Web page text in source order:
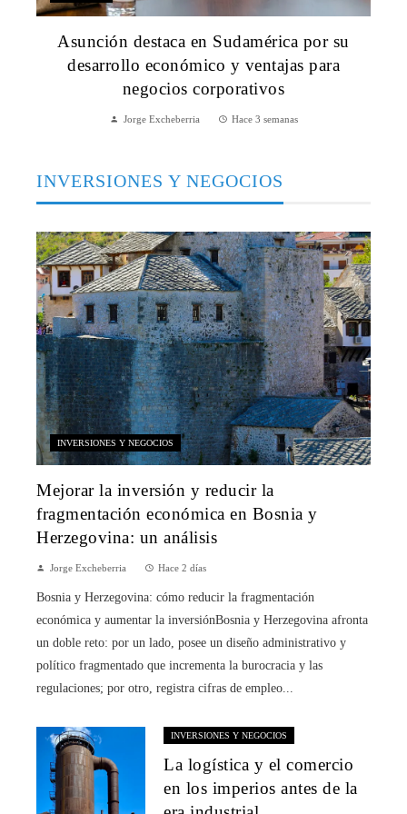
Asunción destaca en Sudamérica por su
desarrollo económico y ventajas para
negocios corporativos
Jorge Excheberria Hace 3 semanas
INVERSIONES Y NEGOCIOS
INVERSIONES Y NEGOCIOS
Mejorar la inversión y reducir la
fragmentación económica en Bosnia y
Herzegovina: un análisis
Jorge Excheberria Hace 2 días
Bosnia y Herzegovina: cómo reducir la fragmentación
económica y aumentar la inversiónBosnia y Herzegovina afronta
un doble reto: por un lado, posee un diseño administrativo y
político fragmentado que incrementa la burocracia y las
regulaciones; por otro, registra cifras de empleo...
INVERSIONES Y NEGOCIOS
La logística y el comercio
en los imperios antes de la